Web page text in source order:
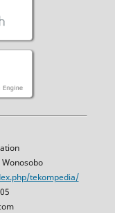
Wonosobo
tekompedia/